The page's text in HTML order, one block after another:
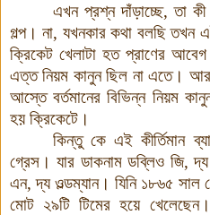
এখন প্রশ্ন দাঁড়াচ্ছে, তা
গল্প। না, যখনকার কথা বলছি তখন
ক্রিকেট খেলাটা হত প্রাণের
এত্ত নিয়ম কানুন ছিল না এতে।
আস্তে বর্তমানের বিভিন্ন নিয়ম
হয় ক্রিকেটে।
কিন্তু কে এই কীর্তিমান
গ্রেস। যার ডাকনাম ডব্লিও জি,
এন, দ্য ওল্ডম্যান। যিনি ১৮৬৫ সাল
মোট ২৯টি টিমের হয়ে